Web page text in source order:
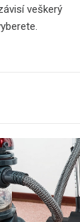
veškerý